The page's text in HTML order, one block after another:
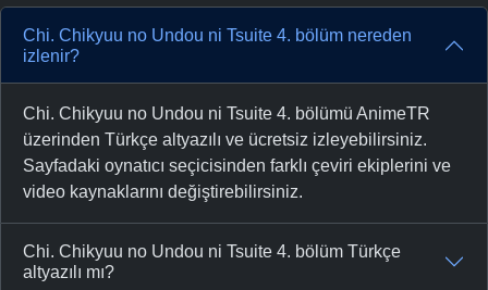
Chi. Chikyuu no Undou ni Tsuite 4. bölüm nereden
izlenir?
Chi. Chikyuu no Undou ni Tsuite 4. bölümü AnimeTR
üzerinden Türkçe altyazılı ve ücretsiz izleyebilirsiniz.
Sayfadaki oynatıcı seçicisinden farklı çeviri ekiplerini ve
video kaynaklarını değiştirebilirsiniz.
Chi. Chikyuu no Undou ni Tsuite 4. bölüm Türkçe
altyazılı mı?